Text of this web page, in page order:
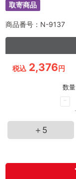
取寄商品
商品番号：N-9137
税込2,376円
-
数量
＋5